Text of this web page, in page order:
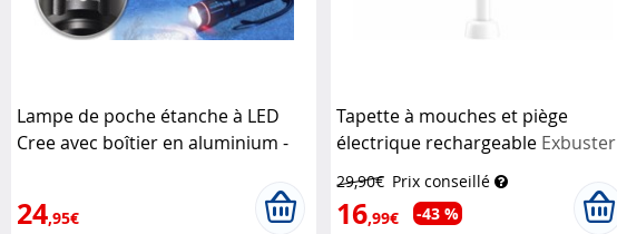
Lampe de poche étanche à LED
Cree avec boîtier en aluminium -
24,95€
Tapette à mouches et piège
électrique rechargeable Exbuster
29,90€ Prix conseillé
16,99€ -43 %